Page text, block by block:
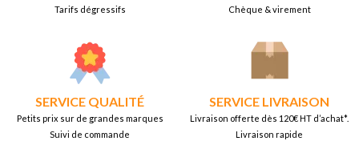
Tarifs dégressifs
Chèque & virement
SERVICE QUALITÉ
Petits prix sur de grandes marques
Suivi de commande
SERVICE LIVRAISON
Livraison offerte dès 120€ HT d’achat*.
Livraison rapide